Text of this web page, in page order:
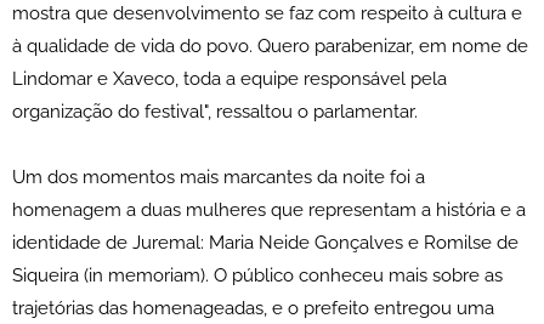
mostra que desenvolvimento se faz com respeito à cultura e
à qualidade de vida do povo. Quero parabenizar, em nome de
Lindomar e Xaveco, toda a equipe responsável pela
organização do festival", ressaltou o parlamentar.
Um dos momentos mais marcantes da noite foi a
homenagem a duas mulheres que representam a história e a
identidade de Juremal: Maria Neide Gonçalves e Romilse de
Siqueira (in memoriam). O público conheceu mais sobre as
trajetórias das homenageadas, e o prefeito entregou uma